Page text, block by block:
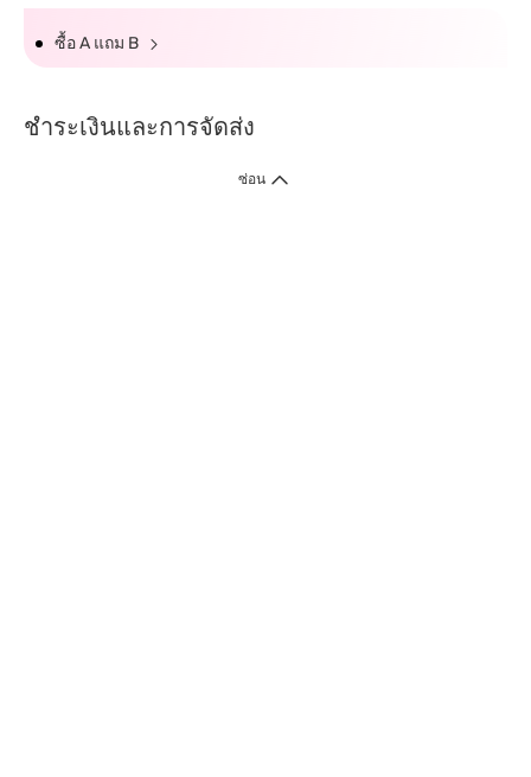
ซื้อ A แถม B
ชำระเงินและการจัดส่ง
ซ่อน